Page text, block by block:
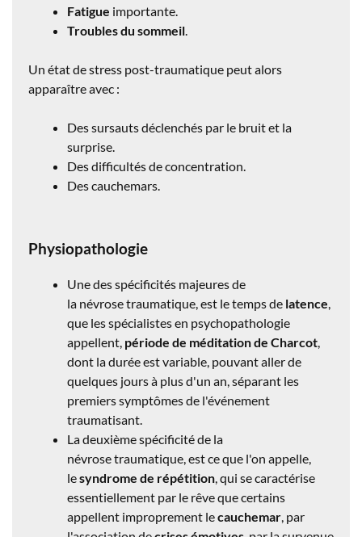
Fatigue importante.
Troubles du sommeil.
Un état de stress post-traumatique peut alors
apparaître avec :
Des sursauts déclenchés par le bruit et la
surprise.
Des difficultés de concentration.
Des cauchemars.
Physiopathologie
Une des spécificités majeures de
la névrose traumatique, est le temps de latence,
que les spécialistes en psychopathologie
appellent, période de méditationde Charcot,
dont la durée est variable, pouvant aller de
quelques jours à plus d'un an, séparant les
premiers symptômes de l'événement
traumatisant.
La deuxième spécificité de la
névrose traumatique, est ce que l'on appelle,
lesyndrome de répétition, qui se caractérise
essentiellement par le rêve que certains
appellent improprement lecauchemar, par